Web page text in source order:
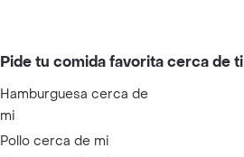
Pide tu comida favorita cerca de ti
Hamburguesa cerca de
mi
Pollo cerca de mi